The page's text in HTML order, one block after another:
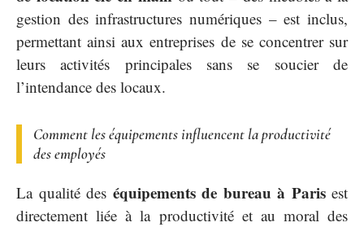
gestion des infrastructures numériques – est inclus,
permettant ainsi aux entreprises de se concentrer sur
leurs activités principales sans se soucier de
l’intendance des locaux.
Comment les équipements influencent la productivité
des employés
La qualité des équipements de bureau à Parisest
directement liée à la productivité et au moral des